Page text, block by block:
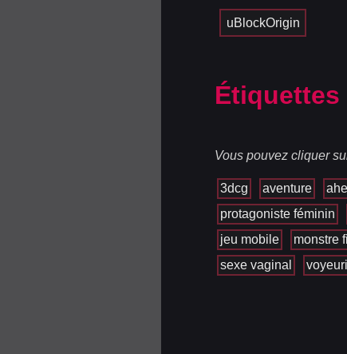
uBlockOrigin
Étiquettes
Vous pouvez cliquer
3dcg aventure
protagoniste féminin
jeu mobile
monstre
sexe vaginal